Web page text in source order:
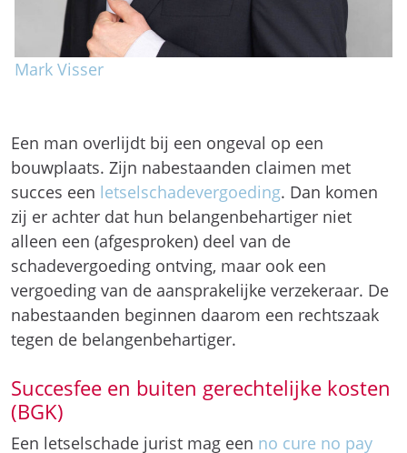
Mark Visser
Een man overlijdt bij een ongeval op een
bouwplaats. Zijn nabestaanden claimen met
succes een letselschadevergoeding. Dan komen
zij er achter dat hun belangenbehartiger niet
alleen een (afgesproken) deel van de
schadevergoeding ontving, maar ook een
vergoeding van de aansprakelijke verzekeraar. De
nabestaanden beginnen daarom een rechtszaak
tegen de belangenbehartiger.
Succesfee en buiten gerechtelijke kosten
(BGK)
Een letselschade jurist mag een no cure no pay